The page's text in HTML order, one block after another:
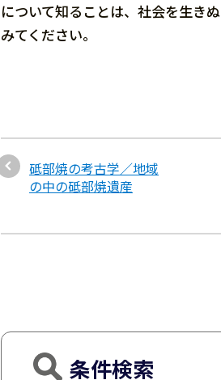
について知ることは、社会を生き
みてください。
砥部焼の考古学／地域
の中の砥部焼遺産
条件検索